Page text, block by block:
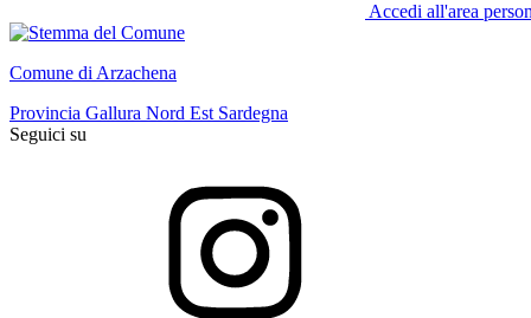
Accedi all'area
Comune di Arzachena
Provincia Gallura Nord Est Sardegna
Seguici su